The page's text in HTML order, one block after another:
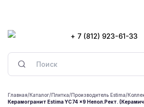
+ 7 (812) 923-61-33
Главная/Каталог/Плитка/Производитель Estima/
Керамогранит Estima YC74 x9 Непол.Рект.